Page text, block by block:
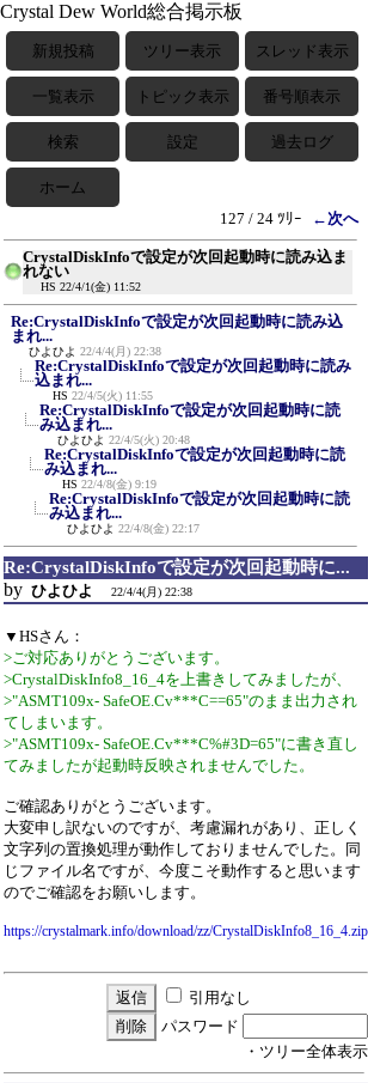
Crystal Dew World総合掲示板
新規投稿 ツリー表示 スレッド表示
一覧表示 トピック表示 番号順表示
検索 設定 過去ログ
ホーム
127 / 24 ﾂﾘｰ
←次へ
CrystalDiskInfoで設定が次回起動時に読み込ま
れない
HS 22/4/1(金) 11:52
Re:CrystalDiskInfoで設定が次回起動時に読み込
まれ...
ひよひよ 22/4/4(月) 22:38
Re:CrystalDiskInfoで設定が次回起動時に読み
込まれ...
HS 22/4/5(火) 11:55
Re:CrystalDiskInfoで設定が次回起動時に読
み込まれ...
ひよひよ 22/4/5(火) 20:48
Re:CrystalDiskInfoで設定が次回起動時に読
み込まれ...
HS 22/4/8(金) 9:19
Re:CrystalDiskInfoで設定が次回起動時に読
み込まれ...
ひよひよ 22/4/8(金) 22:17
Re:CrystalDiskInfoで設定が次回起動時に...
by ひよひよ 22/4/4(月) 22:38
▼HSさん：
>ご対応ありがとうございます。
>CrystalDiskInfo8_16_4を上書きしてみましたが、
>"ASMT109x- SafeOE.Cv***C==65"のまま出力され
てしまいます。
>"ASMT109x- SafeOE.Cv***C%#3D=65"に書き直し
てみましたが起動時反映されませんでした。
ご確認ありがとうございます。
大変申し訳ないのですが、考慮漏れがあり、正しく
文字列の置換処理が動作しておりませんでした。同
じファイル名ですが、今度こそ動作すると思います
のでご確認をお願いします。
https://crystalmark.info/download/zz/CrystalDiskInfo8_16_4.zip
引用なし
パスワード
・ツリー全体表示